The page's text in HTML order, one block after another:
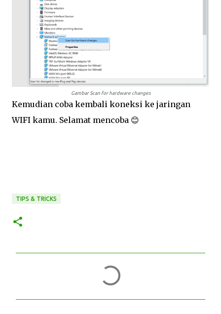
Gambar Scan for hardware changes
Kemudian coba kembali koneksi ke jaringan
WIFI kamu. Selamat mencoba 😊
TIPS & TRICKS